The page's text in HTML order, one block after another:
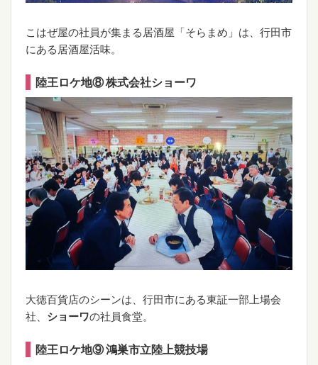
こはぜ屋の社員が集まる居酒屋「そらまめ」は、行田市
にある居酒屋活味。
陸王ロケ地⑧ 株式会社ショーワ
大徳百貨店のシーンは、行田市にある東証一部上場会
社、 ショーワの社員食堂。
陸王ロケ地⑨ 鴻巣市立陸上競技場